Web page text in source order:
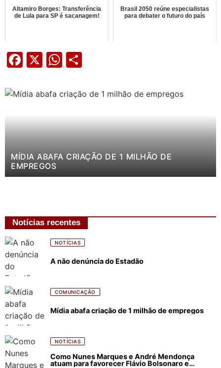
Altamiro Borges: Transferência
de Lula para SP é sacanagem!
Brasil 2050 reúne especialistas
para debater o futuro do país
Facebook
X WhatsApp
MÍDIA ABAFA CRIAÇÃO DE 1 MILHÃO DE
EMPREGOS
Notícias recentes
NOTÍCIAS
A não denúncia do Estadão
COMUNICAÇÃO
Mídia abafa criação de 1 milhão de empregos
NOTÍCIAS
Como Nunes Marques e André Mendonça
atuam para favorecer Flávio Bolsonaro e